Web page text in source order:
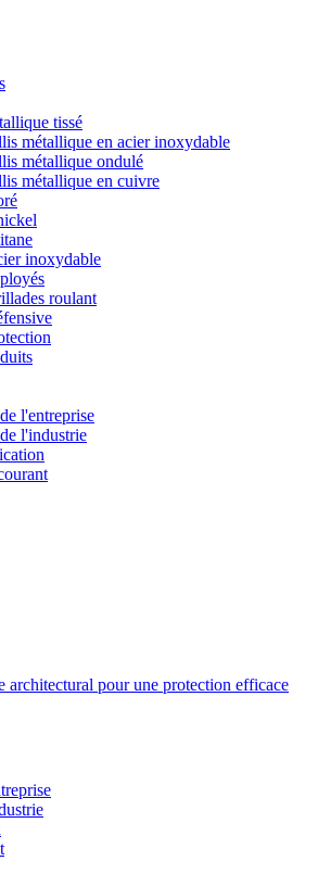
tissé
métallique en acier inoxydable
métallique ondulé
métallique en cuivre
inoxydable
roulant
l'entreprise
l'industrie
architectural pour une protection efficace